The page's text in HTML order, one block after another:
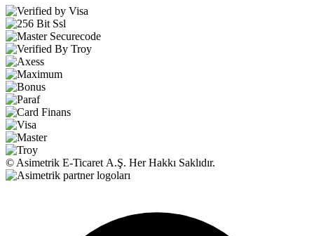
© Asimetrik E‑Ticaret A.Ş. Her Hakkı Saklıdır.